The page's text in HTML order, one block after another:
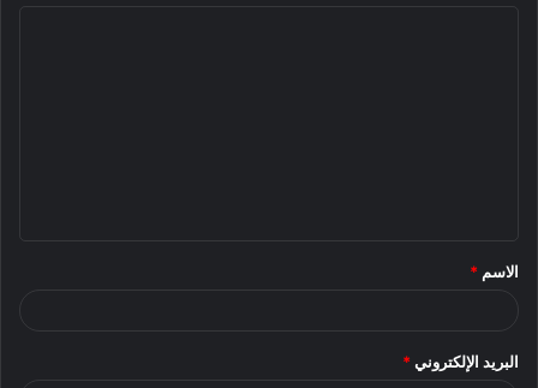
*
الاسم *
البريد الإلكتروني *